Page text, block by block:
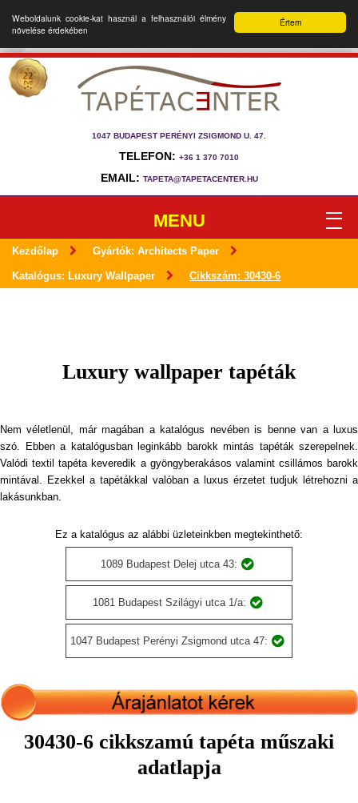
Értem
Weboldalunk cookie-kat használ a felhasználói élmény
növelése érdekében
1047 BUDAPEST PERÉNYI ZSIGMOND U. 47.
TELEFON: +36 1 370 7010
EMAIL: TAPETA@TAPETACENTER.HU
MENU
Kezdőlap Gyártók: Architects Paper
Katalógus: Luxury Wallpaper Cikkszám: 30430-6
Luxury wallpaper tapéták
Nem véletlenül, már magában a katalógus nevében is benne van a luxus
szó. Ebben a katalógusban leginkább barokk mintás tapéták szerepelnek.
Valódi textil tapéta keveredik a gyöngyberakásos valamint csillámos barokk
mintával. Ezekkel a tapétákkal valóban a luxus érzetet tudjuk létrehozni a
lakásunkban.
Ez a katalógus az alábbi üzleteinkben megtekinthető:
1089 Budapest Delej utca 43:
1081 Budapest Szilágyi utca 1/a:
1047 Budapest Perényi Zsigmond utca 47:
30430-6 cikkszamú tapéta műszaki
adatlapja